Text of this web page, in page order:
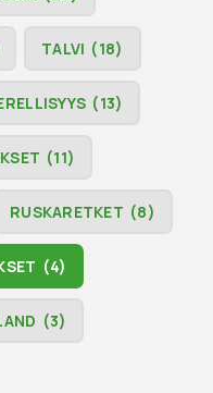
TALVI (18)
(13)
(11)
RUSKARETKET (8)
(4)
(3)